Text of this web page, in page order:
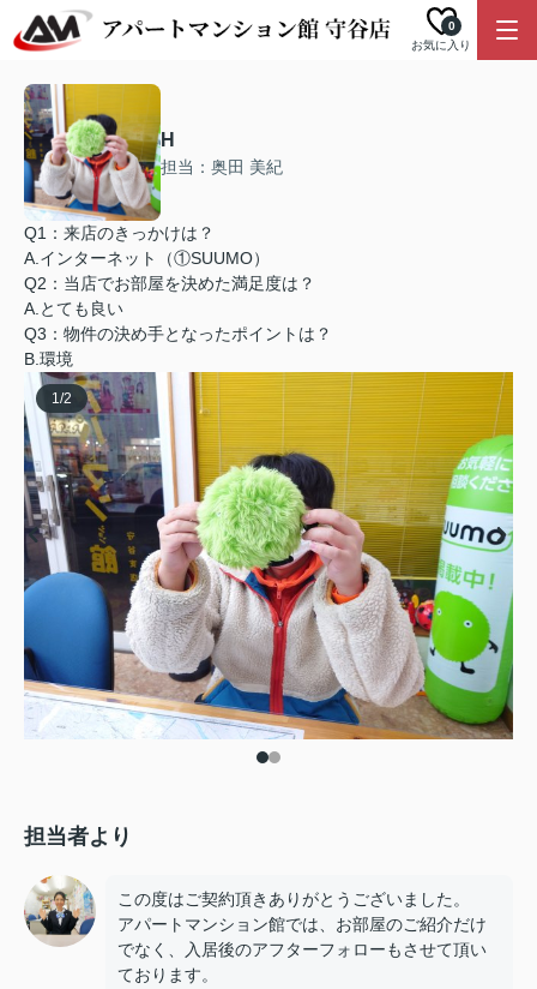
お気に入り
0
H
担当：奥田 美紀
Q1：来店のきっかけは？
A.インターネット（①SUUMO）
Q2：当店でお部屋を決めた満足度は？
A.とても良い
Q3：物件の決め手となったポイントは？
B.環境
1/2
担当者より
この度はご契約頂きありがとうございました。
アパートマンション館では、お部屋のご紹介だけ
でなく、入居後のアフターフォローもさせて頂い
ております。